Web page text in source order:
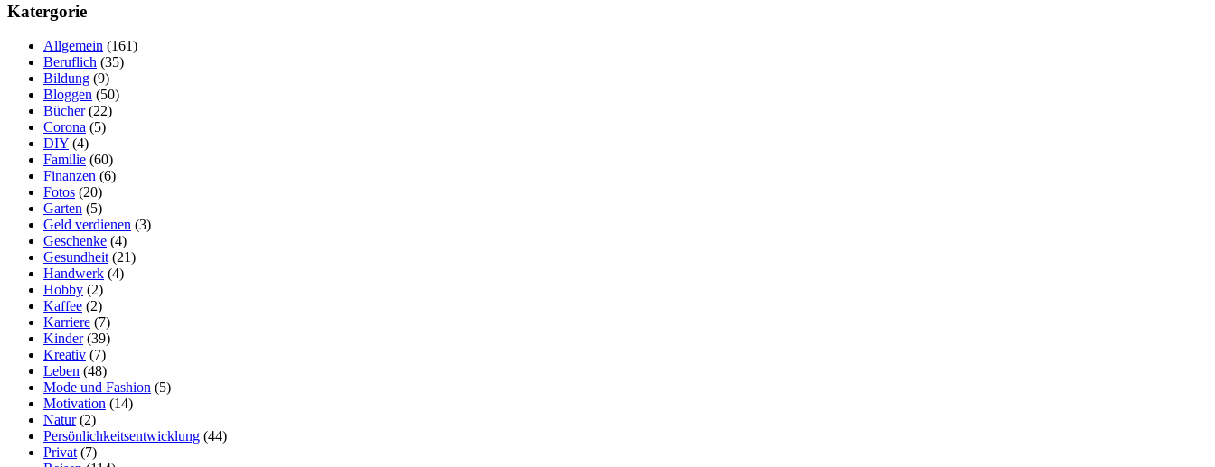
Katergorie
Allgemein (161)
Beruflich (35)
Bildung (9)
Bloggen (50)
Bücher(22)
Corona (5)
DIY (4)
Familie (60)
Finanzen (6)
Fotos (20)
Garten (5)
Geld verdienen (3)
Geschenke (4)
Gesundheit(21)
Handwerk (4)
Hobby (2)
Kaffee (2)
Karriere (7)
Kinder(39)
Kreativ (7)
Leben (48)
Mode und Fashion (5)
Motivation (14)
Natur(2)
Persönlichkeitsentwicklung (44)
Privat(7)